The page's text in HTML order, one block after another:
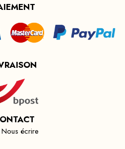
Nous écrire